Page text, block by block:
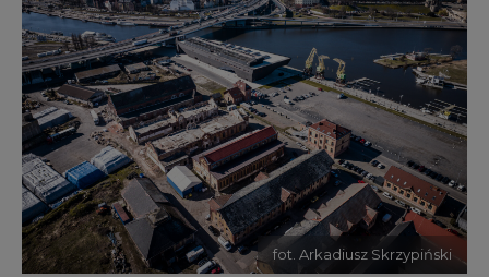
fot. Arkadiusz Skrzypiński